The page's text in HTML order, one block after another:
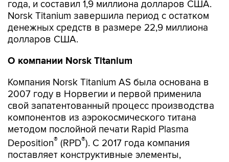
года, и составил 1,9 миллиона долларов США.
Norsk Titanium завершила период с остатком
денежных средств в размере 22,9 миллиона
долларов США.
О компании Norsk Titanium
Компания Norsk Titanium AS была основана в
2007 году в Норвегии и первой применила
свой запатентованный процесс производства
компонентов из аэрокосмического титана
методом послойной печати Rapid Plasma
Deposition® (RPD®). С 2017 года компания
поставляет конструктивные элементы,